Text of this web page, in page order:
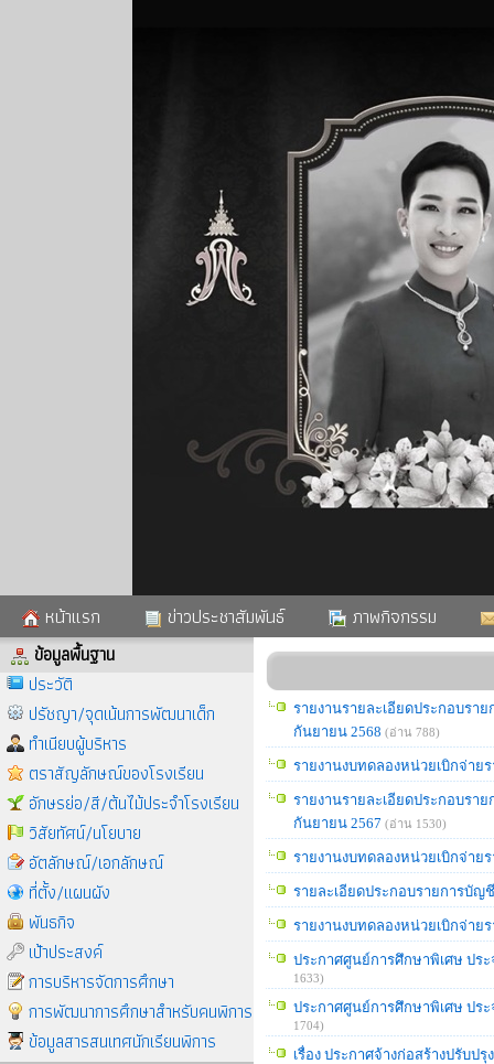
หน้าแรก ข่าวประชาสัมพันธ์ ภาพกิจกรรม
ข้อมูลพื้นฐาน
ประวัติ
ปรัชญา/จุดเน้นการพัฒนาเด็ก
ทำเนียบผู้บริหาร
ตราสัญลักษณ์ของโรงเรียน
อักษรย่อ/สี/ต้นไม้ประจำโรงเรียน
วิสัยทัศน์/นโยบาย
อัตลักษณ์/เอกลักษณ์
ที่ตั้ง/แผนผัง
พันธกิจ
เป้าประสงค์
การบริหารจัดการศึกษา
การพัฒนาการศึกษาสำหรับคนพิการ
ข้อมูลสารสนเทศนักเรียนพิการ
รายงานรายละเอียดประกอบร
กันยายน 2568 (อ่าน 788)
รายงานงบทดลองหน่วยเบิกจ่าย
รายงานรายละเอียดประกอบร
กันยายน 2567 (อ่าน 1530)
รายงานงบทดลองหน่วยเบิกจ่าย
รายละเอียดประกอบรายการบั
รายงานงบทดลองหน่วยเบิกจ่าย
ประกาศศูนย์การศึกษาพิเศษ ปร
1633)
ประกาศศูนย์การศึกษาพิเศษ ปร
1704)
เรื่อง ประกาศจ้างก่อสร้างปรับ